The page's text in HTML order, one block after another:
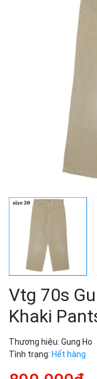
Vtg 70s
Khaki
Thương hiệu: Gung Ho
Tình trạng: Hết hàng